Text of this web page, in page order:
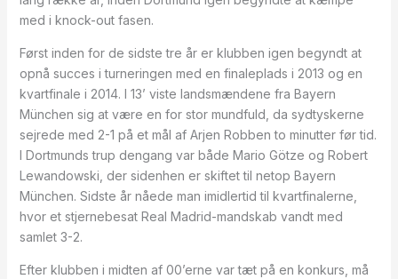
med i knock-out fasen.
Først inden for de sidste tre år er klubben igen begyndt at
opnå succes i turneringen med en finaleplads i 2013 og en
kvartfinale i 2014. I 13’ viste landsmændene fra Bayern
München sig at være en for stor mundfuld, da sydtyskerne
sejrede med 2-1 på et mål af Arjen Robben to minutter før tid.
I Dortmunds trup dengang var både Mario Götze og Robert
Lewandowski, der sidenhen er skiftet til netop Bayern
München. Sidste år nåede man imidlertid til kvartfinalerne,
hvor et stjernebesat Real Madrid-mandskab vandt med
samlet 3-2.
Efter klubben i midten af 00’erne var tæt på en konkurs, må